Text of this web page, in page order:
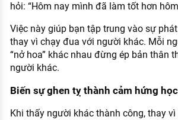
hỏi: “Hôm nay mình đã làm tốt hơn
Việc này giúp bạn tập trung vào sự
thay vì chạy đua với người khác. Mỗi
“nở hoa” khác nhau đừng ép bản thân
người khác.
Biến sự ghen tỵ thành cảm hứng
Khi thấy người khác thành công, thay